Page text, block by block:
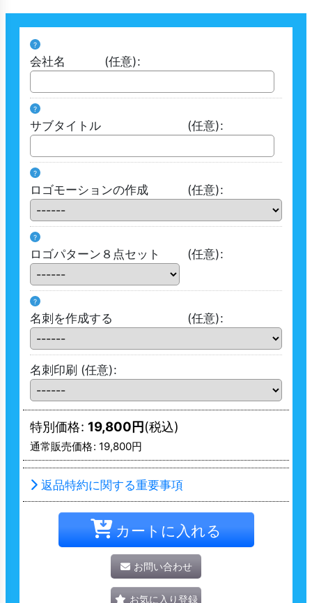
?
会社名 (任意):
?
サブタイトル (任意):
?
ロゴモーションの作成 (任意):
?
ロゴパターン８点セット (任意):
?
名刺を作成する (任意):
名刺印刷 (任意):
特別価格: 19,800円(税込)
通常販売価格: 19,800円
返品特約に関する重要事項
カートに入れる
お問い合わせ
お気に入り登録